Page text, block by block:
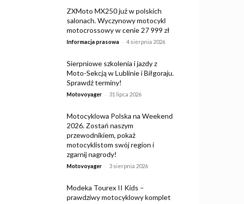
ZXMoto MX250 już w polskich
salonach. Wyczynowy motocykl
motocrossowy w cenie 27 999 zł
Informacja prasowa - 4 sierpnia 2026
Sierpniowe szkolenia i jazdy z
Moto-Sekcją w Lublinie i Biłgoraju.
Sprawdź terminy!
Motovoyager - 31 lipca 2026
Motocyklowa Polska na Weekend
2026. Zostań naszym
przewodnikiem, pokaż
motocyklistom swój region i
zgarnij nagrody!
Motovoyager - 3 sierpnia 2026
Modeka Tourex II Kids –
prawdziwy motocyklowy komplet